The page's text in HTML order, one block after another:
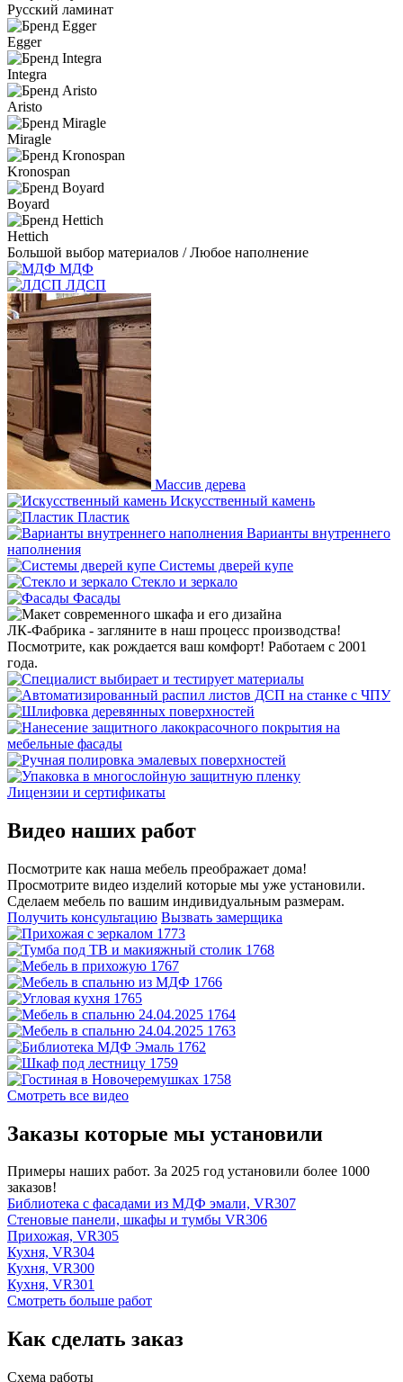
Русский ламинат
Egger
Integra
Aristo
Miragle
Kronospan
Boyard
Hettich
Большой выбор материалов / Любое наполнение
МДФ
ЛДСП
Массив дерева
Искусственный камень
Пластик
Варианты внутреннего
наполнения
Системы дверей купе
Стекло и зеркало
Фасады
ЛК-Фабрика - загляните в наш процесс производства!
Посмотрите, как рождается ваш комфорт! Работаем с 2001
года.
Лицензии и сертификаты
Видео наших работ
Посмотрите как наша мебель преображает дома!
Просмотрите видео изделий которые мы уже установили.
Сделаем мебель по вашим индивидуальным размерам.
Получить консультацию Вызвать замерщика
Смотреть все видео
Заказы которые мы установили
Примеры наших работ. За 2025 год установили более 1000
заказов!
Библиотека с фасадами из МДФ эмали, VR307
Стеновые панели, шкафы и тумбы VR306
Прихожая, VR305
Кухня, VR304
Кухня, VR300
Кухня, VR301
Смотреть больше работ
Как сделать заказ
Схема работы